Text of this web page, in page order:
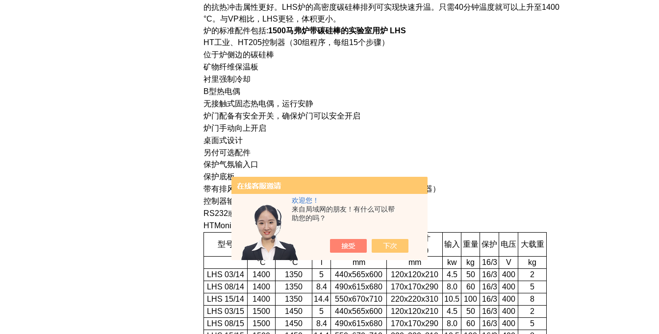
欢迎您！
来自局域网的朋友！有什么可以帮
助您的吗？
的抗热冲击属性更好。LHS炉的高密度碳硅棒排列可实现快速升温。只需40分钟温度就可以上升至1400
°C。与VP相比，LHS更轻，体积更小。
炉的标准配件包括:1500马弗炉带碳硅棒的实验室用炉 LHS
HT工业、HT205控制器（30组程序，每组15个步骤）
位于炉侧边的碳硅棒
矿物纤维保温板
衬里强制冷却
B型热电偶
无接触式固态热电偶，运行安静
炉门配备有安全开关，确保炉门可以安全开启
炉门手动向上开启
桌面式设计
另付可选配件
保护气氛输入口
保护底板
带有排风扇的喷嘴和用来排烟的通风分流器（需配备HT40P控制器）
控制器输入测量校对
RS232或EIA485接口（包括数据线和软件）
HTMonit套件（软件和和接口）
型号 高温度
高温度
外部尺寸
(wxhxd)
内部尺寸
(wxhxd)
输入 重量 保护 电压 大载重
°C °C l mm mm kw kg 16/3 V
kg
LHS 03/14
1400 1350 5 440x565x600 120x120x210 4.5 50 16/3 400
2
LHS 08/14
1400 1350 8.4 490x615x680 170x170x290 8.0 60 16/3 400
5
LHS 15/14
1400 1350 14.4 550x670x710 220x220x310 10.5 100 16/3 400
8
LHS 03/15
1500 1450 5 440x565x600 120x120x210 4.5 50 16/3 400
2
LHS 08/15
1500 1450 8.4 490x615x680 170x170x290 8.0 60 16/3 400
5